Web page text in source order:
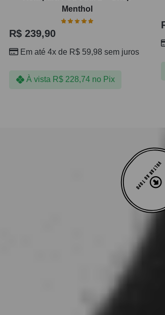
Menthol
R$ 239,90
Em até 4x de R$ 59,98 sem juros
À vista R$228,74 no Pix
VOLTAR AO TOPO